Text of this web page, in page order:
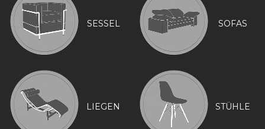
SESSEL SOFAS
LIEGEN STÜHLE